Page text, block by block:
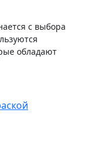
с выбора
обладают